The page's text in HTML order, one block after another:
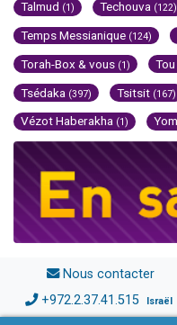
Talmud (1) Techouva (122)
Temps Messianique (124)
Torah-Box & vous (1)
Tsédaka (397) Tsitsit (167)
Vézot Haberakha (1)
Nous contacter
+972.2.37.41.515 Israël